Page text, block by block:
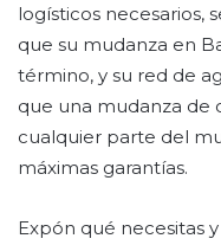
logísticos necesarios,
que su mudanza en
término, y su red de
que una mudanza de
cualquier parte del
máximas garantías.
Expón qué necesitas